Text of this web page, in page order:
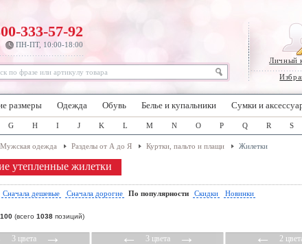
Личный
333-57-92
ПН-ПТ, 10:00-18:00
размеры Одежда Обувь Белье и купальники Сумки и
G H I J K L M N O P Q R S
Мужская одежда Разделы от А до Я Куртки, пальто и плащи Жилетки
утепленные жилетки
Сначала дешевые Сначала дорогие По популярности Скидки Новинки
100 (всего 1038 позиций)
3 цвета→ ←3 цвета→ ←2